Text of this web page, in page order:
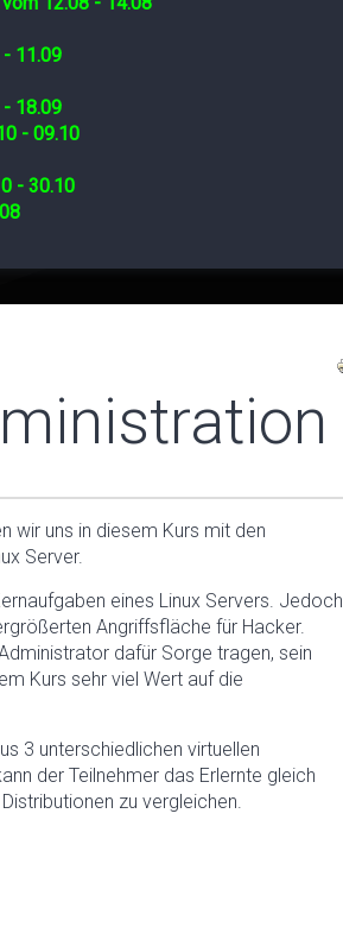
11.09
18.09
- 09.10
- 30.10
wir uns in diesem Kurs mit den
Server.
eines Linux Servers. Jedoch
Angriffsfläche für Hacker.
dafür Sorge tragen, sein
Kurs sehr viel Wert auf die
3 unterschiedlichen virtuellen
der Teilnehmer das Erlernte gleich
zu vergleichen.